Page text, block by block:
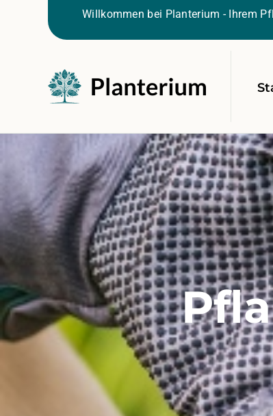
Willkommen bei Planterium - Ihrem